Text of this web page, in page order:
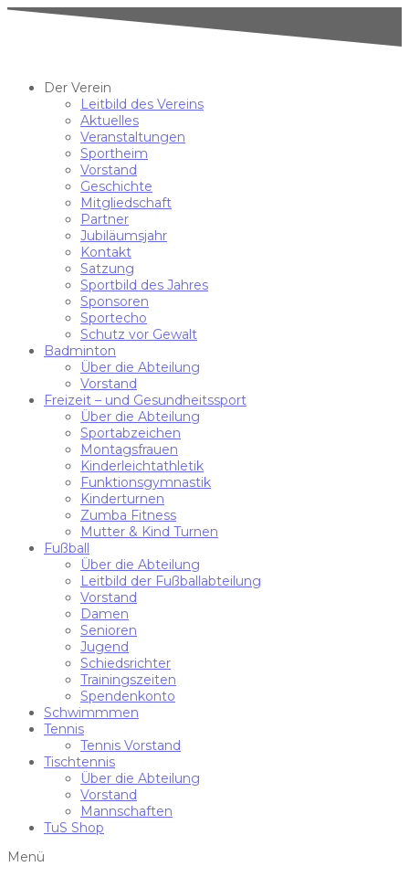
Der Verein
Leitbild des Vereins
Aktuelles
Veranstaltungen
Sportheim
Vorstand
Geschichte
Mitgliedschaft
Partner
Jubiläumsjahr
Kontakt
Satzung
Sportbild des Jahres
Sponsoren
Sportecho
Schutz vor Gewalt
Badminton
Über die Abteilung
Vorstand
Freizeit – und Gesundheitssport
Über die Abteilung
Sportabzeichen
Montagsfrauen
Kinderleichtathletik
Funktionsgymnastik
Kinderturnen
Zumba Fitness
Mutter & Kind Turnen
Fußball
Über die Abteilung
Leitbild der Fußballabteilung
Vorstand
Damen
Senioren
Jugend
Schiedsrichter
Trainingszeiten
Spendenkonto
Schwimmmen
Tennis
Tennis Vorstand
Tischtennis
Über die Abteilung
Vorstand
Mannschaften
TuS Shop
Menü